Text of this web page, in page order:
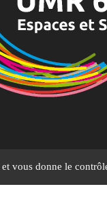
vous donne le